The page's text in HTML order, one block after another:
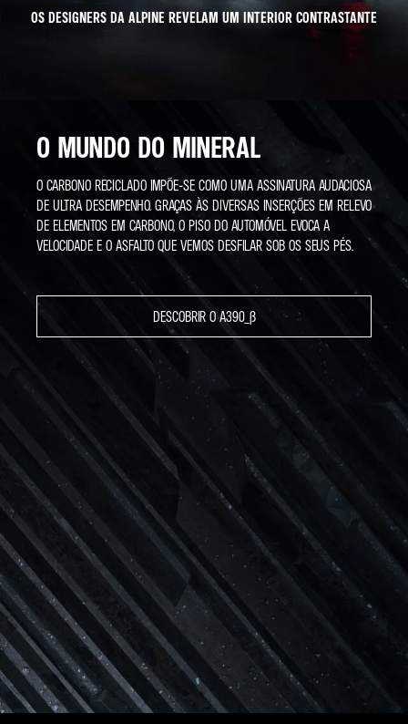
OS DESIGNERS DA ALPINE REVELAM UM INTERIOR CONTRASTANTE
O MUNDO DO MINERAL​
O CARBONO RECICLADO IMPÕE-SE COMO UMA ASSINATURA AUDACIOSA
DE ULTRA DESEMPENHO. GRAÇAS ÀS DIVERSAS INSERÇÕES EM RELEVO
DE ELEMENTOS EM CARBONO, O PISO DO AUTOMÓVEL EVOCA A
VELOCIDADE E O ASFALTO QUE VEMOS DESFILAR SOB OS SEUS PÉS.
DESCOBRIR O A390_Β